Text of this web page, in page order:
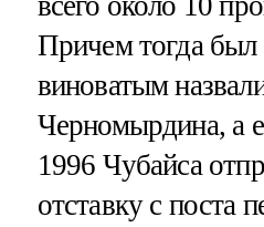
Причем тогда
виноватым
Черномырдина, а
1996 Чубайса
отставку с поста